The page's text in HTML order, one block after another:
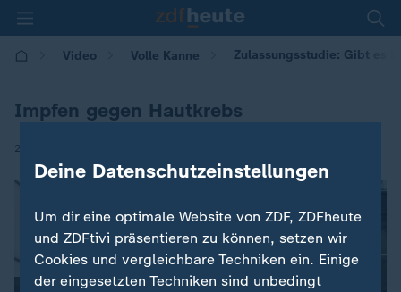
Video Volle Kanne Zulassungsstudie: Gibt es
Impfen gegen Hautkrebs
25.08.2025 | 09:05
Deine Datenschutzeinstellungen
Um dir eine optimale Website von ZDF, ZDFheute
und ZDFtivi präsentieren zu können, setzen wir
Cookies und vergleichbare Techniken ein. Einige
der eingesetzten Techniken sind unbedingt